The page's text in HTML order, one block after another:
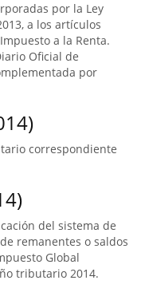
por la Ley
a los artículos
a la Renta.
Oficial de
por
correspondiente
del sistema de
remanentes o saldos
Global
tributario 2014.